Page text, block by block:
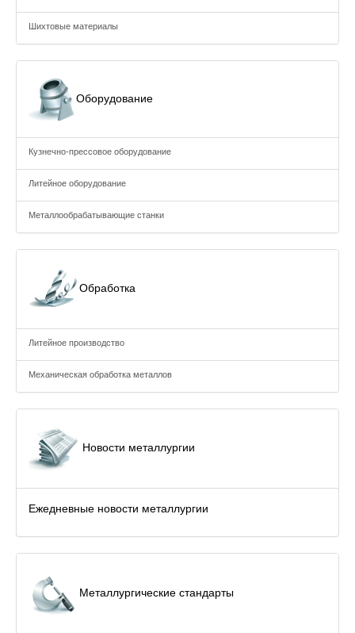
Шихтовые материалы
Оборудование
Кузнечно-прессовое оборудование
Литейное оборудование
Металлообрабатывающие станки
Обработка
Литейное производство
Механическая обработка металлов
Новости металлургии
Ежедневные новости металлургии
Металлургические стандарты